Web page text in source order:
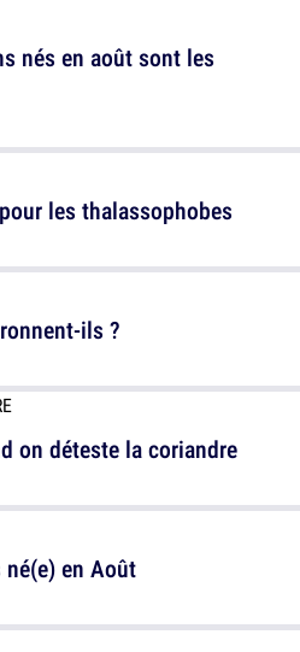
nés en août sont les
ils ?
en Août
les thalassophobes
on déteste la coriandre